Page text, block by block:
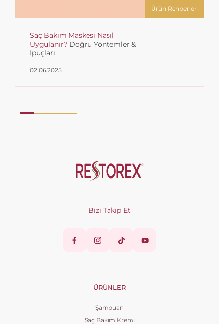
Ürün Rehberleri
Saç Bakım Maskesi Nasıl
Uygulanır? Doğru Yöntemler &
İpuçları
02.06.2025
ÜRÜNLER
Şampuan
Saç Bakım Kremi
Bizi Takip Et